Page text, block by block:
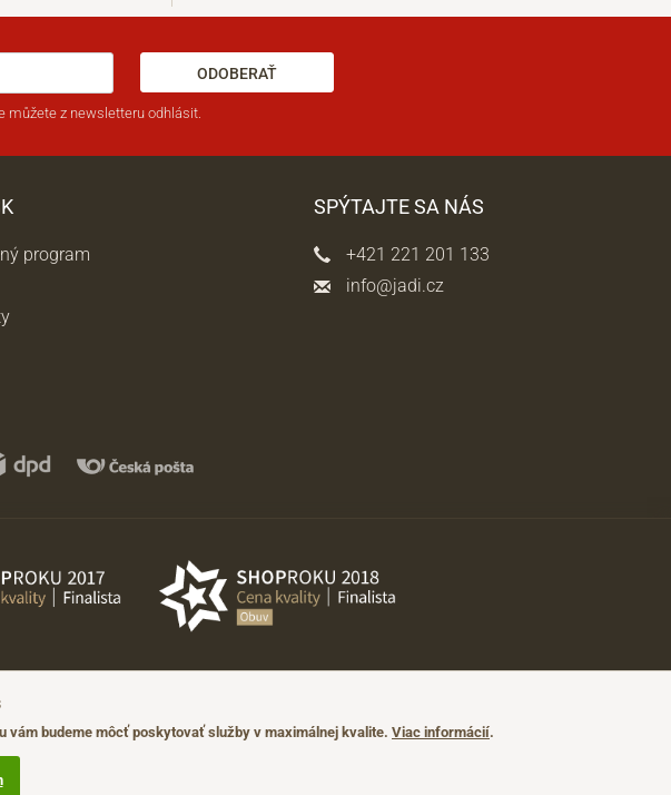
ODOBERAŤ
můžete z newsletteru odhlásit.
program
SPÝTAJTE SA NÁS
+421 221 201 133
info@jadi.cz
vám budeme môcť poskytovať služby v maximálnej kvalite. Viac informácií.